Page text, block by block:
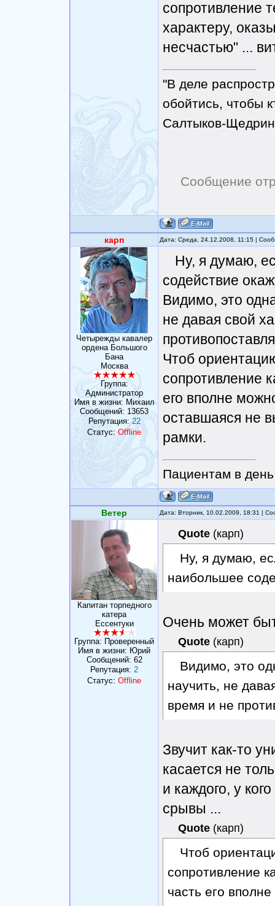
сопротивление
характеру,
несчастью" ...
"В деле
обойтись, чтобы
Салтыков-
Сообщение
карп Дата: Среда, 24.12.2008, 11:15 |
Четырежды кавалер
ордена Большого
Бана
Москва
Группа:
Администратор
Имя в жизни: Михаил
Сообщений: 13653
Репутация:22
Статус: Offline
Ну, я думаю,
содействие
Видимо, это
не давая свой
Чтоб
сопротивление
его вполне
оставшаяся не
рамки.
Пациентам в
Ветер Дата: Вторник, 10.02.2009, 18:31 |
Капитан торпедного
катера
Ессентуки
Группа: Проверенный
Имя в жизни: Юрий
Сообщений: 62
Репутация: 2
Статус: Offline
Quote (карп)
Ну, я думаю,
наибольшее
Очень может
Quote (карп)
Видимо, это
научить, не
время и не
Звучит как-то
касается не
и каждого, у
срывы ...
Quote (карп)
Чтоб
сопротивление
часть его